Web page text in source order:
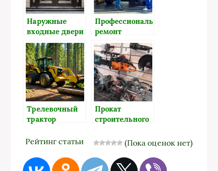
Наружные
входные двери
в Москве:
безопасность и
стиль по
доступным
ценам
Профессиональный
ремонт
автомобиля
гарантирует
безопасность
Трелевочный
трактор
эффективность
лесозаготовок
Прокат
строительного
оборудования в
Нижнем
Новгороде
Рейтинг статьи (Пока оценок нет)